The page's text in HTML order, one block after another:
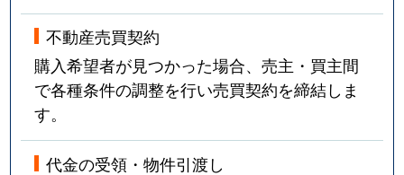
不動産売買契約
購入希望者が見つかった場合、売主・買主間
で各種条件の調整を行い売買契約を締結しま
す。
代金の受領・物件引渡し